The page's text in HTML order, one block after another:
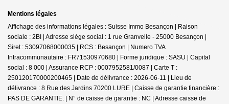
Mentions légales
Affichage des informations légales : Suisse Immo Besançon | Raison
sociale : 2BI | Adresse siège social : 1 rue Granvelle - 25000 Besançon |
Siret : 53097068000035 | RCS : Besançon | Numero TVA
Intracommunautaire : FR71530970680 | Forme juridique : SASU | Capital
social : 8 000 | Assurance RCP : 0007952581/0087 | Carte T :
250120170000200465 | Date de délivrance : 2026-06-11 | Lieu de
délivrance : 8 Rue des Jardins 70200 LURE | Caisse de garantie financière :
PAS DE GARANTIE. | N° de caisse de garantie : NC | Adresse caisse de